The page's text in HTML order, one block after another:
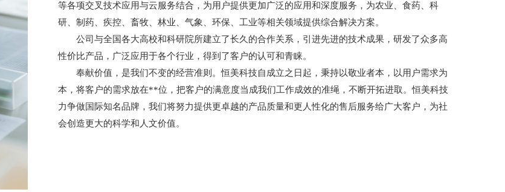
等各项交叉技术应用与云服务结合，为用户提供更加广泛的应用和深度服务，为农业、食药、科
研、制药、疾控、畜牧、林业、气象、环保、工业等相关领域提供综合解决方案。
公司与全国各大高校和科研院所建立了长久的合作关系，引进先进的技术成果，研发了众多高
性价比产品，广泛应用于各个行业，得到了客户的认可和青睐。
奉献价值，是我们不变的经营准则。恒美科技自成立之日起，秉持以敬业者本，以用户需求为
本，将客户的需求放在**位，把客户的满意度当成我们工作成效的准绳，不断开拓进取。恒美科技
力争做国际知名品牌，我们将努力提供更卓越的产品质量和更人性化的售后服务给广大客户，为社
会创造更大的科学和人文价值。